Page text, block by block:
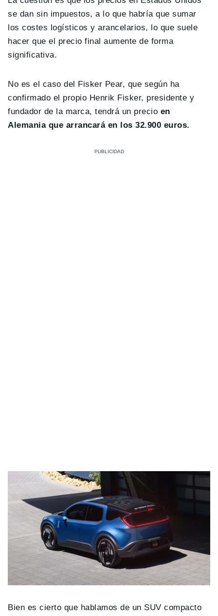
se dan sin impuestos, a lo que habría que sumar
los costes logísticos y arancelarios, lo que suele
hacer que el precio final aumente de forma
significativa.
No es el caso del Fisker Pear, que según ha
confirmado el propio Henrik Fisker, presidente y
fundador de la marca, tendrá un precio en
Alemania que arrancará en los 32.900 euros.
Bien es cierto que hablamos de un SUV compacto